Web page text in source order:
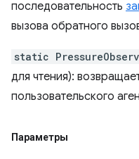
последовательность
вызова обратного
static
для чтения):
пользовательского
Параметры